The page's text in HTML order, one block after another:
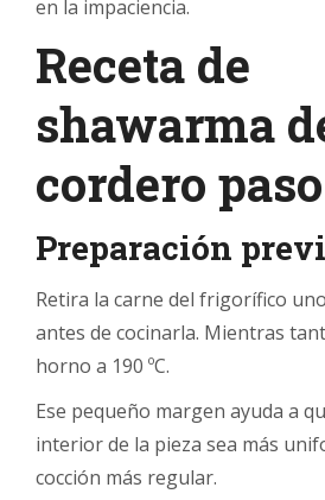
en la impaciencia.
Receta de
shawarma
cordero
Preparación
Retira la carne del frigorífico
antes de cocinarla. Mientras
horno a 190 ºC.
Ese pequeño margen ayuda a
interior de la pieza sea más
cocción más regular.